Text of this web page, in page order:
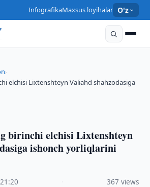
InfografikaMaxsus loyihalar O'z
›
elchisi Lixtenshteyn Valiahd shahzodasiga
birinchi elchisi Lixtenshteyn
ishonch yorliqlarini
·21:20 367 views